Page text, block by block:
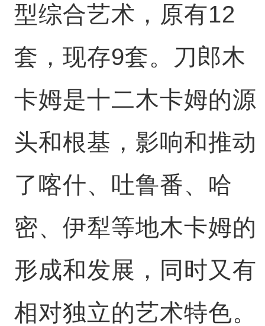
型综合艺术，原有12
套，现存9套。刀郎木
卡姆是十二木卡姆的源
头和根基，影响和推动
了喀什、吐鲁番、哈
密、伊犁等地木卡姆的
形成和发展，同时又有
相对独立的艺术特色。